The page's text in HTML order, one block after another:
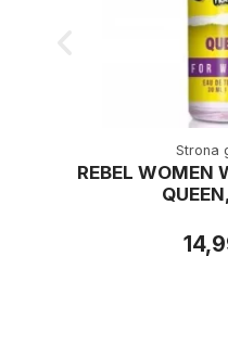
Strona
REBEL